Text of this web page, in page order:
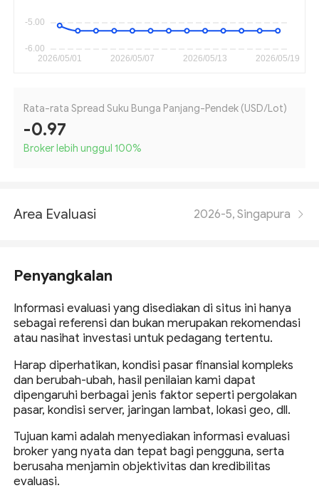
Rata-rata Spread Suku Bunga Panjang-Pendek (USD/Lot)
-0.97
Broker lebih unggul 100%
Area Evaluasi 2026-5, Singapura
Penyangkalan
Informasi evaluasi yang disediakan di situs ini hanya
sebagai referensi dan bukan merupakan rekomendasi
atau nasihat investasi untuk pedagang tertentu.
Harap diperhatikan, kondisi pasar finansial kompleks
dan berubah-ubah, hasil penilaian kami dapat
dipengaruhi berbagai jenis faktor seperti pergolakan
pasar, kondisi server, jaringan lambat, lokasi geo, dll.
Tujuan kami adalah menyediakan informasi evaluasi
broker yang nyata dan tepat bagi pengguna, serta
berusaha menjamin objektivitas dan kredibilitas
evaluasi.